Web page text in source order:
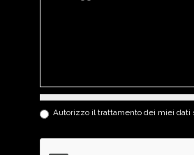
Privacy*
Autorizzo il trattamento dei miei dati